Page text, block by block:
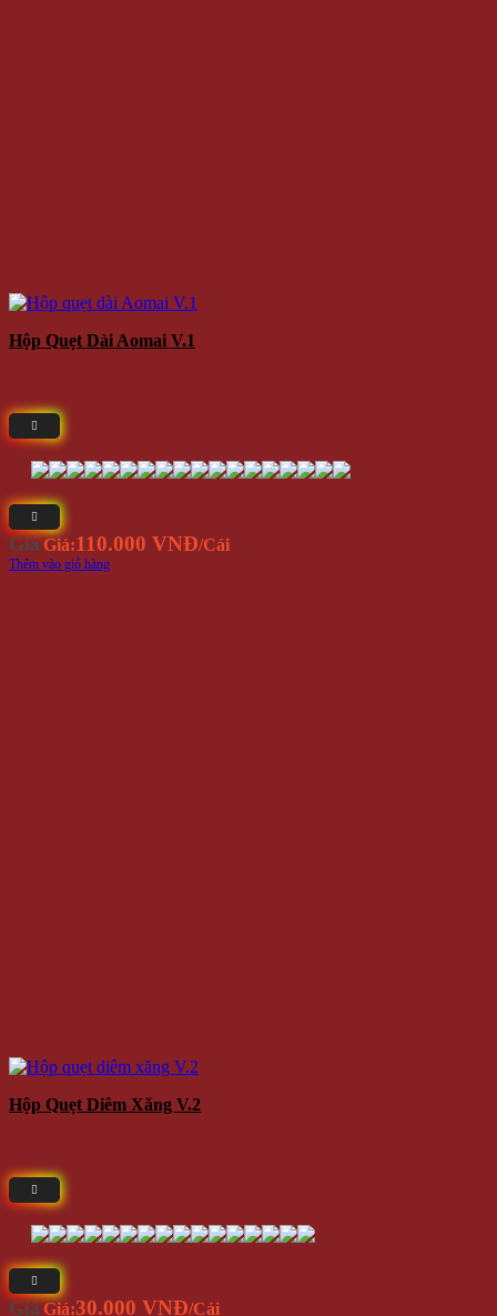
Hộp Quẹt Dài Aomai V.1
Giá Giá:110.000 VNĐ/Cái
Thêm vào giỏ hàng
Hộp Quẹt Diêm Xăng V.2
Giá Giá:30.000 VNĐ/Cái